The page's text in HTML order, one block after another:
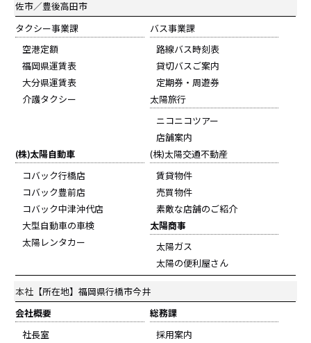
佐市／豊後高田市
タクシー事業課
空港定額
福岡県運賃表
大分県運賃表
介護タクシー
バス事業課
路線バス時刻表
貸切バスご案内
定期券・周遊券
太陽旅行
ニコニコツアー
店舗案内
(株)太陽自動車
コバック行橋店
コバック豊前店
コバック中津沖代店
大型自動車の車検
太陽レンタカー
(株)太陽交通不動産
賃貸物件
売買物件
素敵な店舗のご紹介
太陽商事
太陽ガス
太陽の便利屋さん
本社 【所在地】福岡県行橋市今井
会社概要
社長室
総務課
採用案内